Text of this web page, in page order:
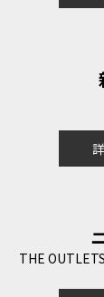
THE